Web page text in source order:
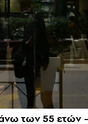
των 55 ετών